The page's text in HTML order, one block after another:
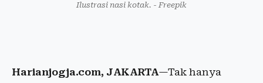
Ilustrasi nasi kotak. - Freepik
Harianjogja.com, JAKARTA—Tak hanya